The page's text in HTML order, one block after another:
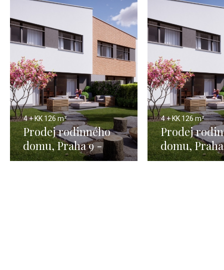
4 + KK126 m²
Prodej rodinného
domu, Praha 9 -
126m
4 + KK126 m²
Prodej
domu,
126m